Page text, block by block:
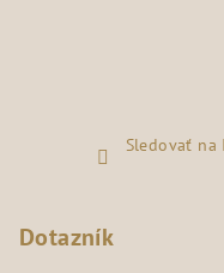
Sledovať na
Dotazník